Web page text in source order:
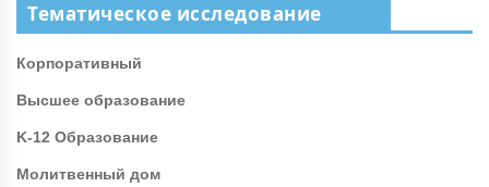
Тематическое исследование
Корпоративный
Высшее образование
K-12 Образование
Молитвенный дом